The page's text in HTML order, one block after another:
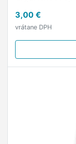
3,00 €
vrátane DPH